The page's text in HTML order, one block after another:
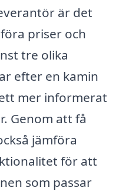
är det
priser och
tre olika
efter en kamin
mer informerat
Genom att få
jämföra
för att
som passar